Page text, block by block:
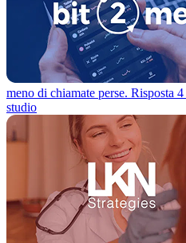
meno di chiamate perse. Risposta
studio